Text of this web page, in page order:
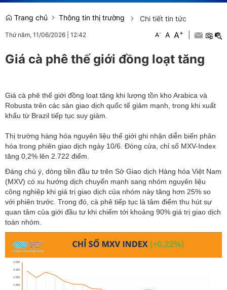
Trang chủ Thông tin thị trường Chi tiết tin tức
Thứ năm, 11/06/2026 12:42 A- A A+
Giá cà phê thế giới đồng loạt tăng
Giá cà phê thế giới đồng loạt tăng khi lượng tồn kho Arabica và
Robusta trên các sàn giao dịch quốc tế giảm mạnh, trong khi xuất
khẩu từ Brazil tiếp tục suy giảm.
Thị trường hàng hóa nguyên liệu thế giới ghi nhận diễn biến phân
hóa trong phiên giao dịch ngày 10/6. Đóng cửa, chỉ số MXV-Index
tăng 0,2% lên 2.722 điểm.
Đáng chú ý, dòng tiền đầu tư trên Sở Giao dịch Hàng hóa Việt Nam
(MXV) có xu hướng dịch chuyển mạnh sang nhóm nguyên liệu
công nghiệp khi giá trị giao dịch của nhóm này tăng hơn 25% so
với phiên trước. Trong đó, cà phê tiếp tục là tâm điểm thu hút sự
quan tâm của giới đầu tư khi chiếm tới khoảng 90% giá trị giao dịch
toàn nhóm.